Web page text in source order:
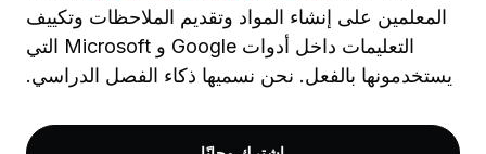
المعلمين على إنشاء المواد وتقديم الملاحظات وتكييف
التعليمات داخل أدوات Google و Microsoft التي
يستخدمونها بالفعل. نحن نسميها ذكاء الفصل الدراسي.